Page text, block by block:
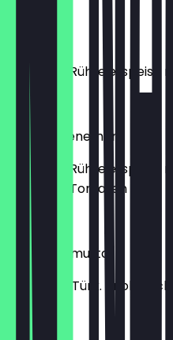
Türkische
€ 8,90
Sucuklu Menemen
Türkische Rühreierspeise
Paprika & Tomaten
€ 9,90
Sucuklu Yumurta
Rührei mit Türk.
€ 7,90